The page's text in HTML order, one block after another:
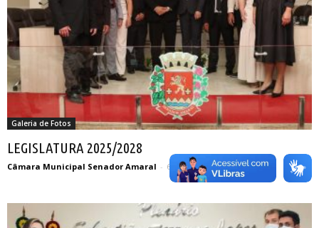
Galeria de Fotos
LEGISLATURA 2025/2028
Câmara Municipal Senador Amaral - 6 de janeiro de 2025 0